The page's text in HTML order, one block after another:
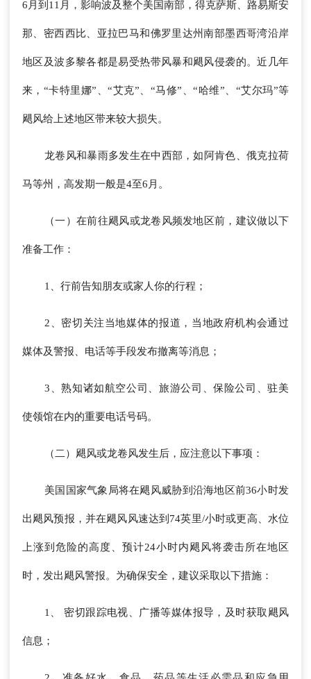
6月到11月，影响波及整个美国南部，得克萨斯、路易斯安
那、密西西比、亚拉巴马和佛罗里达州南部墨西哥湾沿岸
地区及波多黎各都是易受热带风暴和飓风侵袭的。近几年
来，“卡特里娜”、“艾克”、“马修”、“哈维”、“艾尔玛”等
飓风给上述地区带来较大损失。
龙卷风和暴雨多发生在中西部，如阿肯色、俄克拉荷
马等州，高发期一般是4至6月。
（一）在前往飓风或龙卷风频发地区前，建议做以下
准备工作：
1、行前告知朋友或家人你的行程；
2、密切关注当地媒体的报道，当地政府机构会通过
媒体及警报、电话等手段发布撤离等消息；
3、熟知诸如航空公司、旅游公司、保险公司、驻美
使领馆在内的重要电话号码。
（二）飓风或龙卷风发生后，应注意以下事项：
美国国家气象局将在飓风威胁到沿海地区前36小时发
出飓风预报，并在飓风风速达到74英里/小时或更高、水位
上涨到危险的高度、预计24小时内飓风将袭击所在地区
时，发出飓风警报。为确保安全，建议采取以下措施：
1、 密切跟踪电视、广播等媒体报导，及时获取飓风
信息；